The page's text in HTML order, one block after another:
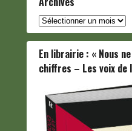
Archives
En librairie : « Nous
chiffres – Les voix de